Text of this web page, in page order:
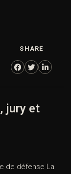
SHARE
jury et
de défense La